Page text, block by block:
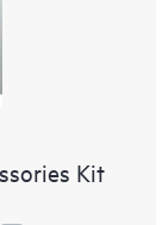
Kit